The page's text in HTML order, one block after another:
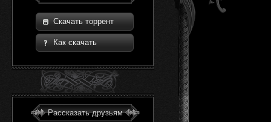
Скачать торрент
Как скачать
Рассказать друзьям